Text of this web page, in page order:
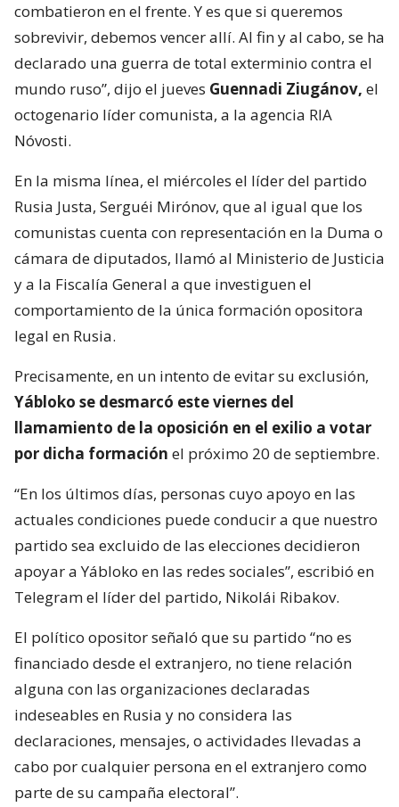
combatieron en el frente. Y es que si queremos
sobrevivir, debemos vencer allí. Al fin y al cabo, se ha
declarado una guerra de total exterminio contra el
mundo ruso”, dijo el jueves Guennadi Ziugánov, el
octogenario líder comunista, a la agencia RIA
Nóvosti.
En la misma línea, el miércoles el líder del partido
Rusia Justa, Serguéi Mirónov, que al igual que los
comunistas cuenta con representación en la Duma o
cámara de diputados, llamó al Ministerio de Justicia
y a la Fiscalía General a que investiguen el
comportamiento de la única formación opositora
legal en Rusia.
Precisamente, en un intento de evitar su exclusión,
Yábloko se desmarcó este viernes del
llamamiento de la oposición en el exilio a votar
por dicha formación el próximo 20 de septiembre.
“En los últimos días, personas cuyo apoyo en las
actuales condiciones puede conducir a que nuestro
partido sea excluido de las elecciones decidieron
apoyar a Yábloko en las redes sociales”, escribió en
Telegram el líder del partido, Nikolái Ribakov.
El político opositor señaló que su partido “no es
financiado desde el extranjero, no tiene relación
alguna con las organizaciones declaradas
indeseables en Rusia y no considera las
declaraciones, mensajes, o actividades llevadas a
cabo por cualquier persona en el extranjero como
parte de su campaña electoral”.